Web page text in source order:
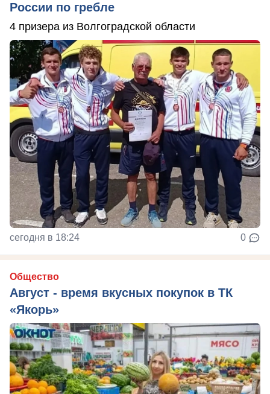
России по гребле
4 призера из Волгоградской области
сегодня в 18:24 0
Общество
Август - время вкусных покупок в ТК
«Якорь»